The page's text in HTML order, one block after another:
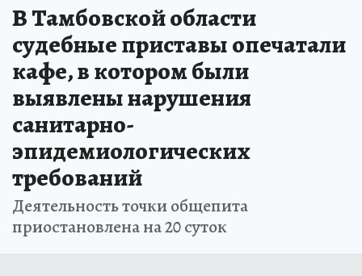
В Тамбовской области
судебные приставы опечатали
кафе, в котором были
выявлены нарушения
санитарно-
эпидемиологических
требований
Деятельность точки общепита
приостановлена на 20 суток